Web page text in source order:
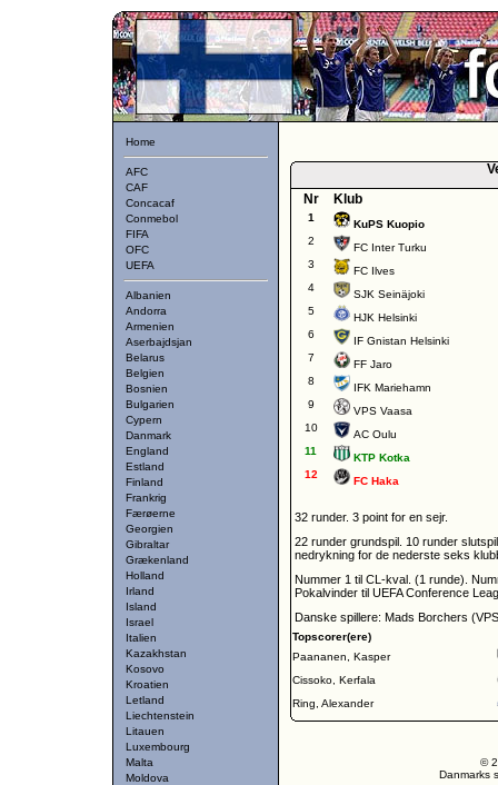
Home
AFC
CAF
Concacaf
Conmebol
FIFA
OFC
UEFA
Albanien
Andorra
Armenien
Aserbajdsjan
Belarus
Belgien
Bosnien
Bulgarien
Cypern
Danmark
England
Estland
Finland
Frankrig
Færøerne
Georgien
Gibraltar
Grækenland
Holland
Irland
Island
Israel
Italien
Kazakhstan
Kosovo
Kroatien
Letland
Liechtenstein
Litauen
Luxembourg
Malta
Moldova
Nr
Klub
1
KuPS Kuopio
2
FC Inter Turku
3
FC Ilves
4
SJK Seinäjoki
5
HJK Helsinki
6
IF Gnistan Helsinki
7
FF Jaro
8
IFK Mariehamn
9
VPS Vaasa
10
AC Oulu
11
KTP Kotka
12
FC Haka
32 runder. 3 point for en sejr.
22 runder grundspil. 10 runder
nedrykning for de nederste seks
Nummer 1 til CL-kval. (1 runde).
Pokalvinder til UEFA Conference
Danske spillere: Mads Borchers
Topscorer(ere)
Paananen, Kasper
Cissoko, Kerfala
Ring, Alexander
©
Danmarks